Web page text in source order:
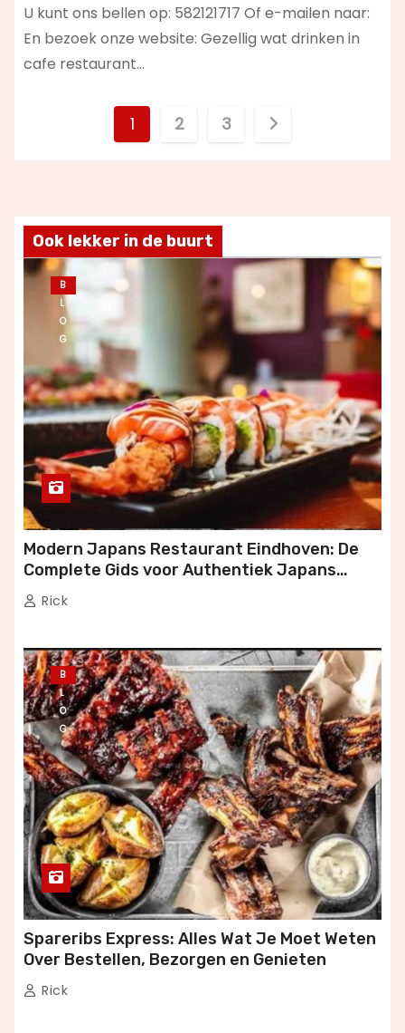
U kunt ons bellen op: 582121717 Of e-mailen naar:
En bezoek onze website: Gezellig wat drinken in
cafe restaurant…
i
c
h
t
e
n
p
a
g
i
e
r
i
n
g
1 2 3
Ook lekker in de buurt
B
L
O
G
Modern Japans Restaurant Eindhoven: De
Complete Gids voor Authentiek Japans
Dineren
Rick
B
L
O
G
Spareribs Express: Alles Wat Je Moet Weten
Over Bestellen, Bezorgen en Genieten
Rick